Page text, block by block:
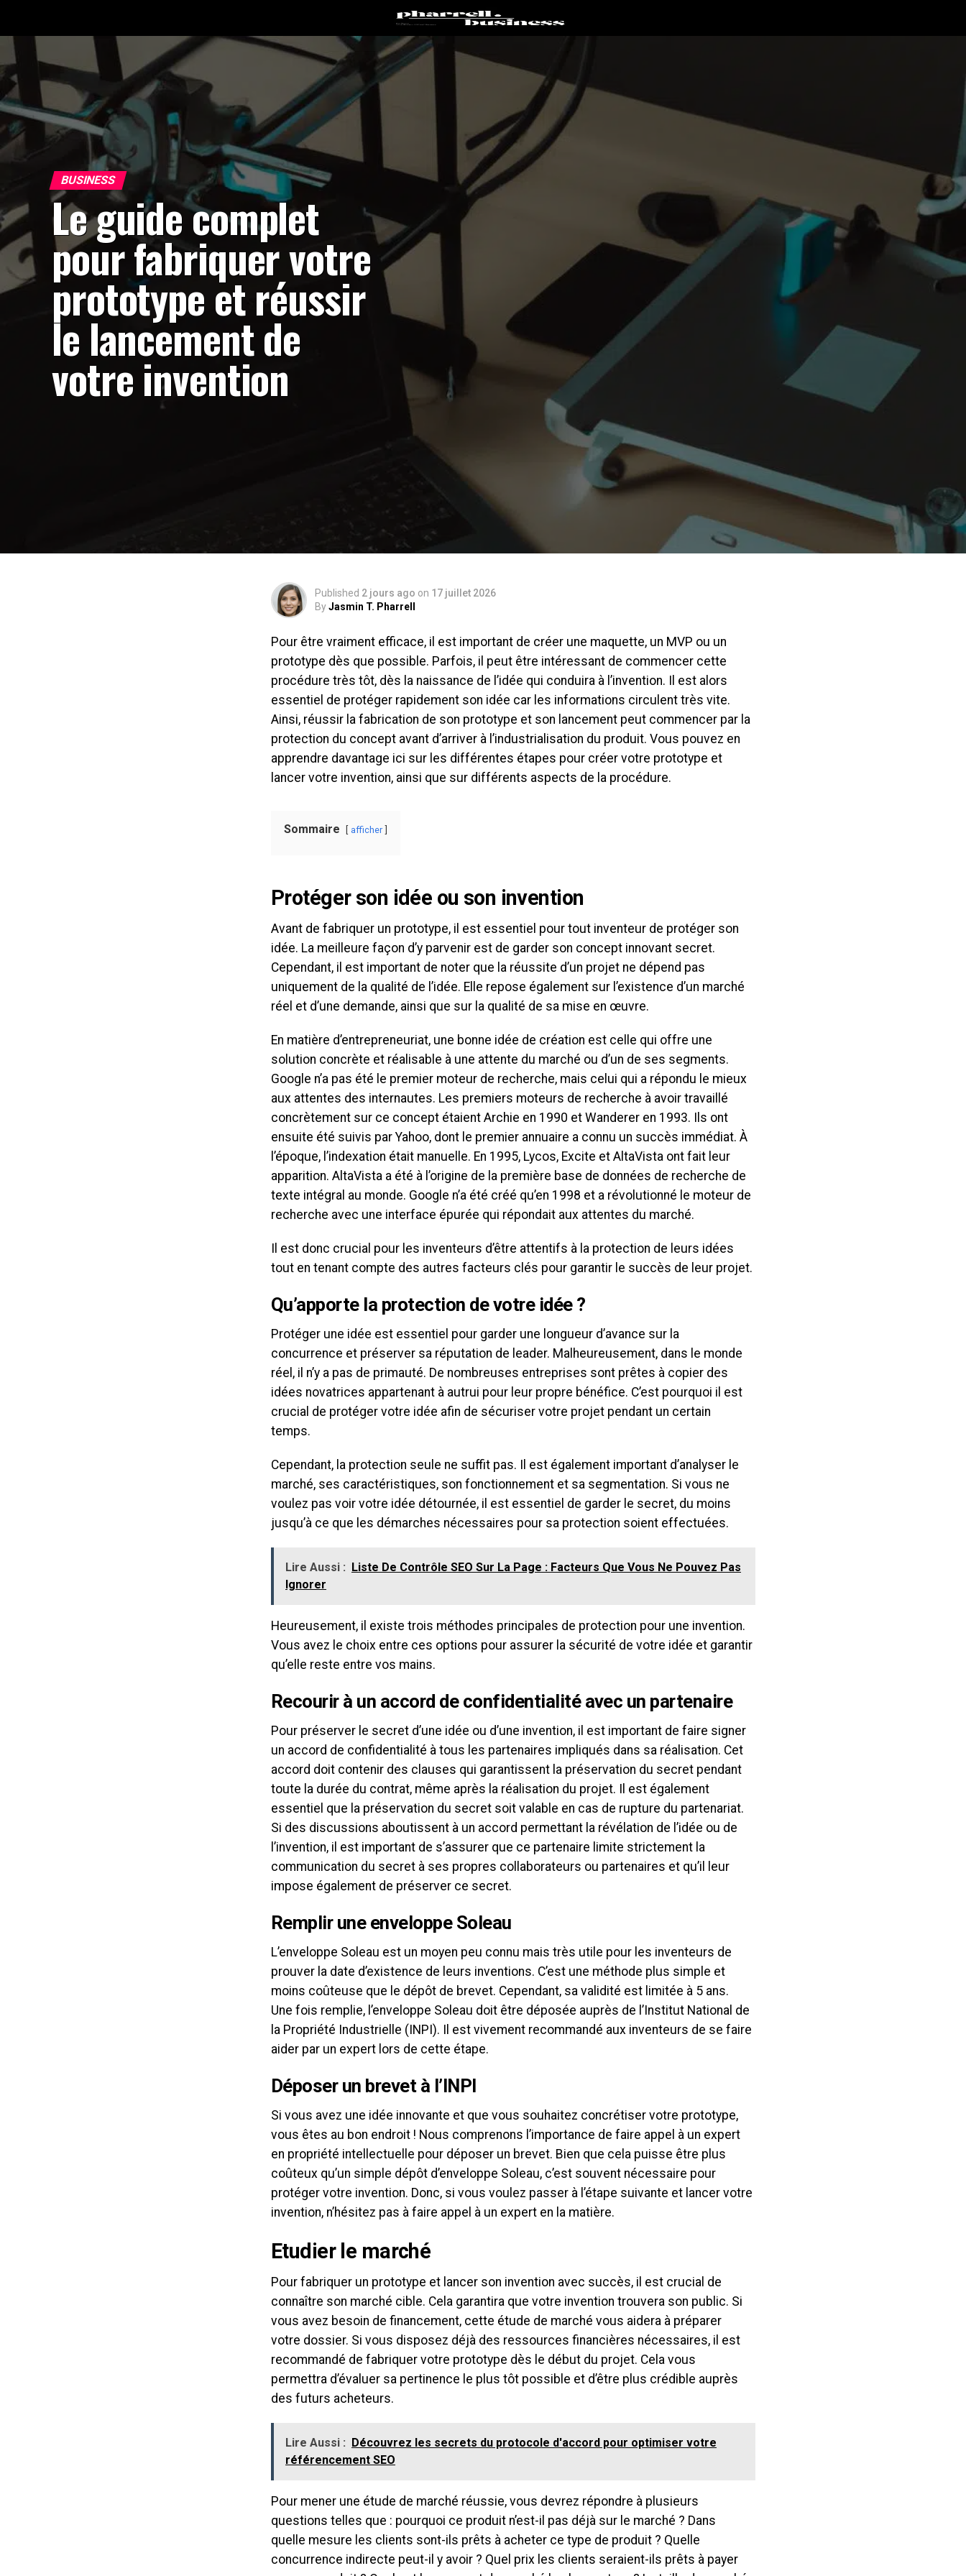
BUSINESS
Le guide complet
pour fabriquer votre
prototype et réussir
le lancement de
votre invention
Published 2 jours ago on 17 juillet 2026
ByJasmin T. Pharrell
Pour être vraiment efficace, il est important de créer une maquette, un MVP ou un
prototype dès que possible. Parfois, il peut être intéressant de commencer cette
procédure très tôt, dès la naissance de l’idée qui conduira à l’invention. Il est alors
essentiel de protéger rapidement son idée car les informations circulent très vite.
Ainsi, réussir la fabrication de son prototype et son lancement peut commencer par la
protection du concept avant d’arriver à l’industrialisation du produit. Vous pouvez en
apprendre davantage ici sur les différentes étapes pour créer votre prototype et
lancer votre invention, ainsi que sur différents aspects de la procédure.
Sommaire afficher
Protéger son idée ou son invention
Avant de fabriquer un prototype, il est essentiel pour tout inventeur de protéger son
idée. La meilleure façon d’y parvenir est de garder son concept innovant secret.
Cependant, il est important de noter que la réussite d’un projet ne dépend pas
uniquement de la qualité de l’idée. Elle repose également sur l’existence d’un marché
réel et d’une demande, ainsi que sur la qualité de sa mise en œuvre.
En matière d’entrepreneuriat, une bonne idée de création est celle qui offre une
solution concrète et réalisable à une attente du marché ou d’un de ses segments.
Google n’a pas été le premier moteur de recherche, mais celui qui a répondu le mieux
aux attentes des internautes. Les premiers moteurs de recherche à avoir travaillé
concrètement sur ce concept étaient Archie en 1990 et Wanderer en 1993. Ils ont
ensuite été suivis par Yahoo, dont le premier annuaire a connu un succès immédiat. À
l’époque, l’indexation était manuelle. En 1995, Lycos, Excite et AltaVista ont fait leur
apparition. AltaVista a été à l’origine de la première base de données de recherche de
texte intégral au monde. Google n’a été créé qu’en 1998 et a révolutionné le moteur de
recherche avec une interface épurée qui répondait aux attentes du marché.
Il est donc crucial pour les inventeurs d’être attentifs à la protection de leurs idées
tout en tenant compte des autres facteurs clés pour garantir le succès de leur projet.
Qu’apporte la protection de votre idée ?
Protéger une idée est essentiel pour garder une longueur d’avance sur la
concurrence et préserver sa réputation de leader. Malheureusement, dans le monde
réel, il n’y a pas de primauté. De nombreuses entreprises sont prêtes à copier des
idées novatrices appartenant à autrui pour leur propre bénéfice. C’est pourquoi il est
crucial de protéger votre idée afin de sécuriser votre projet pendant un certain
temps.
Cependant, la protection seule ne suffit pas. Il est également important d’analyser le
marché, ses caractéristiques, son fonctionnement et sa segmentation. Si vous ne
voulez pas voir votre idée détournée, il est essentiel de garder le secret, du moins
jusqu’à ce que les démarches nécessaires pour sa protection soient effectuées.
Lire Aussi : Liste De Contrôle SEO Sur La Page : Facteurs Que Vous Ne Pouvez Pas
Ignorer
Heureusement, il existe trois méthodes principales de protection pour une invention.
Vous avez le choix entre ces options pour assurer la sécurité de votre idée et garantir
qu’elle reste entre vos mains.
Recourir à un accord de confidentialité avec un partenaire
Pour préserver le secret d’une idée ou d’une invention, il est important de faire signer
un accord de confidentialité à tous les partenaires impliqués dans sa réalisation. Cet
accord doit contenir des clauses qui garantissent la préservation du secret pendant
toute la durée du contrat, même après la réalisation du projet. Il est également
essentiel que la préservation du secret soit valable en cas de rupture du partenariat.
Si des discussions aboutissent à un accord permettant la révélation de l’idée ou de
l’invention, il est important de s’assurer que ce partenaire limite strictement la
communication du secret à ses propres collaborateurs ou partenaires et qu’il leur
impose également de préserver ce secret.
Remplir une enveloppe Soleau
L’enveloppe Soleau est un moyen peu connu mais très utile pour les inventeurs de
prouver la date d’existence de leurs inventions. C’est une méthode plus simple et
moins coûteuse que le dépôt de brevet. Cependant, sa validité est limitée à 5 ans.
Une fois remplie, l’enveloppe Soleau doit être déposée auprès de l’Institut National de
la Propriété Industrielle (INPI). Il est vivement recommandé aux inventeurs de se faire
aider par un expert lors de cette étape.
Déposer un brevet à l’INPI
Si vous avez une idée innovante et que vous souhaitez concrétiser votre prototype,
vous êtes au bon endroit ! Nous comprenons l’importance de faire appel à un expert
en propriété intellectuelle pour déposer un brevet. Bien que cela puisse être plus
coûteux qu’un simple dépôt d’enveloppe Soleau, c’est souvent nécessaire pour
protéger votre invention. Donc, si vous voulez passer à l’étape suivante et lancer votre
invention, n’hésitez pas à faire appel à un expert en la matière.
Etudier le marché
Pour fabriquer un prototype et lancer son invention avec succès, il est crucial de
connaître son marché cible. Cela garantira que votre invention trouvera son public. Si
vous avez besoin de financement, cette étude de marché vous aidera à préparer
votre dossier. Si vous disposez déjà des ressources financières nécessaires, il est
recommandé de fabriquer votre prototype dès le début du projet. Cela vous
permettra d’évaluer sa pertinence le plus tôt possible et d’être plus crédible auprès
des futurs acheteurs.
Lire Aussi : Découvrez les secrets du protocole d'accord pour optimiser votre
référencement SEO
Pour mener une étude de marché réussie, vous devrez répondre à plusieurs
questions telles que : pourquoi ce produit n’est-il pas déjà sur le marché ? Dans
quelle mesure les clients sont-ils prêts à acheter ce type de produit ? Quelle
concurrence indirecte peut-il y avoir ? Quel prix les clients seraient-ils prêts à payer